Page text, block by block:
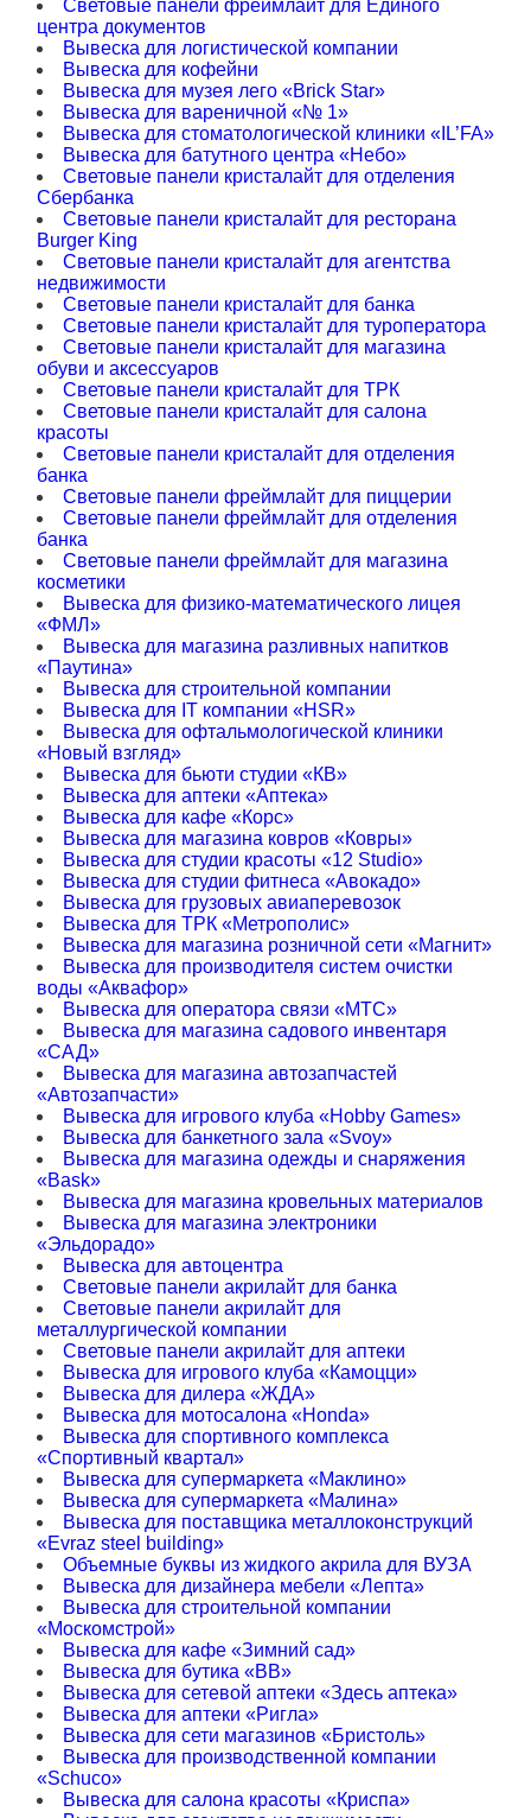
Световые панели фреймлайт для Единого
центра документов
Вывеска для логистической компании
Вывеска для кофейни
Вывеска для музея лего «Brick Star»
Вывеска для вареничной «№ 1»
Вывеска для стоматологической клиники «IL’FA»
Вывеска для батутного центра «Небо»
Световые панели кристалайт для отделения
Сбербанка
Световые панели кристалайт для ресторана
Burger King
Световые панели кристалайт для агентства
недвижимости
Световые панели кристалайт для банка
Световые панели кристалайт для туроператора
Световые панели кристалайт для магазина
обуви и аксессуаров
Световые панели кристалайт для ТРК
Световые панели кристалайт для салона
красоты
Световые панели кристалайт для отделения
банка
Световые панели фреймлайт для пиццерии
Световые панели фреймлайт для отделения
банка
Световые панели фреймлайт для магазина
косметики
Вывеска для физико-математического лицея
«ФМЛ»
Вывеска для магазина разливных напитков
«Паутина»
Вывеска для строительной компании
Вывеска для IT компании «HSR»
Вывеска для офтальмологической клиники
«Новый взгляд»
Вывеска для бьюти студии «КВ»
Вывеска для аптеки «Аптека»
Вывеска для кафе «Корс»
Вывеска для магазина ковров «Ковры»
Вывеска для студии красоты «12 Studio»
Вывеска для студии фитнеса «Авокадо»
Вывеска для грузовых авиаперевозок
Вывеска для ТРК «Метрополис»
Вывеска для магазина розничной сети «Магнит»
Вывеска для производителя систем очистки
воды «Аквафор»
Вывеска для оператора связи «МТС»
Вывеска для магазина садового инвентаря
«САД»
Вывеска для магазина автозапчастей
«Автозапчасти»
Вывеска для игрового клуба «Hobby Games»
Вывеска для банкетного зала «Svoy»
Вывеска для магазина одежды и снаряжения
«Bask»
Вывеска для магазина кровельных материалов
Вывеска для магазина электроники
«Эльдорадо»
Вывеска для автоцентра
Световые панели акрилайт для банка
Световые панели акрилайт для
металлургической компании
Световые панели акрилайт для аптеки
Вывеска для игрового клуба «Камоцци»
Вывеска для дилера «ЖДА»
Вывеска для мотосалона «Honda»
Вывеска для спортивного комплекса
«Спортивный квартал»
Вывеска для супермаркета «Маклино»
Вывеска для супермаркета «Малина»
Вывеска для поставщика металлоконструкций
«Evraz steel building»
Объемные буквы из жидкого акрила для ВУЗА
Вывеска для дизайнера мебели «Лепта»
Вывеска для строительной компании
«Москомстрой»
Вывеска для кафе «Зимний сад»
Вывеска для бутика «ВВ»
Вывеска для сетевой аптеки «Здесь аптека»
Вывеска для аптеки «Ригла»
Вывеска для сети магазинов «Бристоль»
Вывеска для производственной компании
«Schuco»
Вывеска для салона красоты «Криспа»